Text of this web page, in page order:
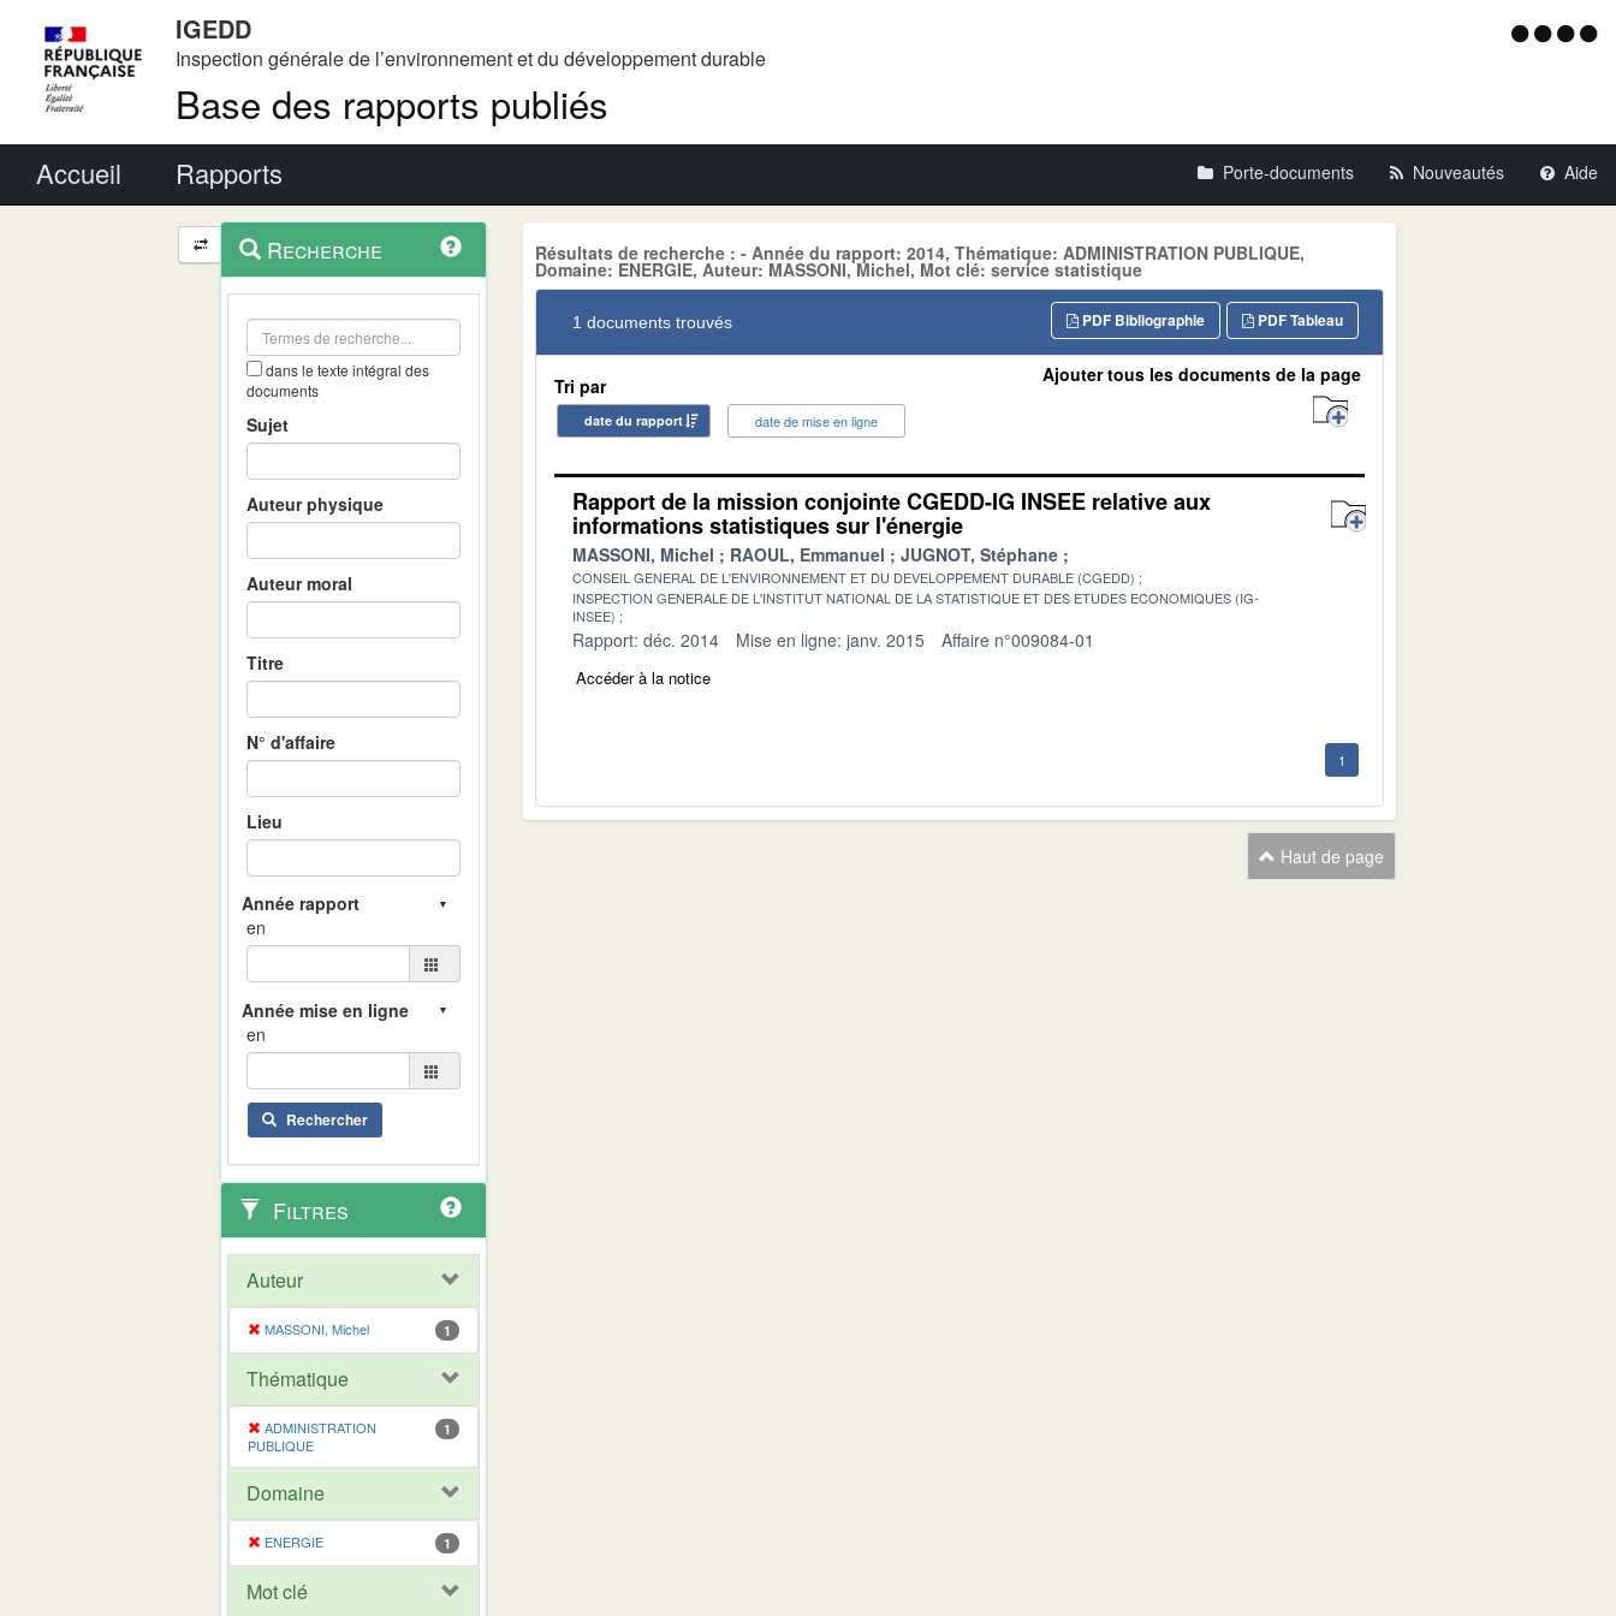
IGEDD
Inspection générale de l’environnement et du développement durable
Base des rapports publiés
Menu
Accueil Rapports Porte-documents Nouveautés Aide
Navigation
et
outils
contextuel
Recherche
dans le texte intégral des
documents
Sujet
Auteur physique
Auteur moral
Titre
N° d'affaire
Lieu
en
en
Rechercher
Filtres
Auteur
MASSONI, Michel 1
Thématique
ADMINISTRATION
PUBLIQUE
1
Domaine
ENERGIE 1
Mot clé
Résultats de recherche : - Année du rapport: 2014, Thématique: ADMINISTRATION PUBLIQUE,
Domaine: ENERGIE, Auteur: MASSONI, Michel, Mot clé: service statistique
1 documents trouvés PDF Tableau
PDF Bibliographie
Tri par
date du rapport date de mise en ligne
Ajouter tous les documents de la page
Rapport de la mission conjointe CGEDD-IG INSEE relative aux
informations statistiques sur l'énergie
MASSONI, Michel RAOUL, Emmanuel JUGNOT, Stéphane
CONSEIL GENERAL DE L'ENVIRONNEMENT ET DU DEVELOPPEMENT DURABLE (CGEDD)
INSPECTION GENERALE DE L'INSTITUT NATIONAL DE LA STATISTIQUE ET DES ETUDES ECONOMIQUES (IG-
INSEE)
Rapport: déc. 2014 Mise en ligne: janv. 2015 Affaire n°009084-01
Accéder à la notice
1
Haut de page